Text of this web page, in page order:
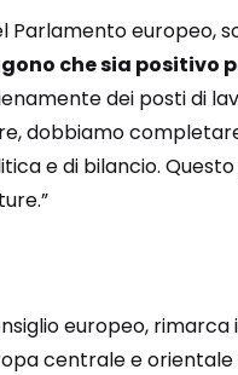
Parlamento europeo,
che sia positivo
dei posti di
dobbiamo
e di bilancio.
europeo,
centrale e